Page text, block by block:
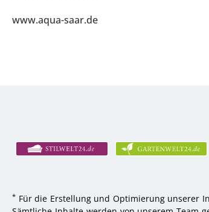
www.aqua-saar.de
* Für die Erstellung und Optimierung unserer